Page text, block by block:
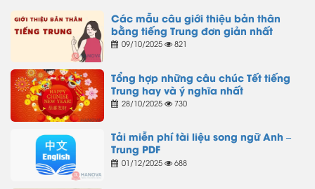
Các mẫu câu giới thiệu bản thân
bằng tiếng Trung đơn giản nhất
09/10/2025 821
Tổng hợp những câu chúc Tết tiếng
Trung hay và ý nghĩa nhất
28/10/2025 730
Tải miễn phí tài liệu song ngữ Anh –
Trung PDF
01/12/2025 688